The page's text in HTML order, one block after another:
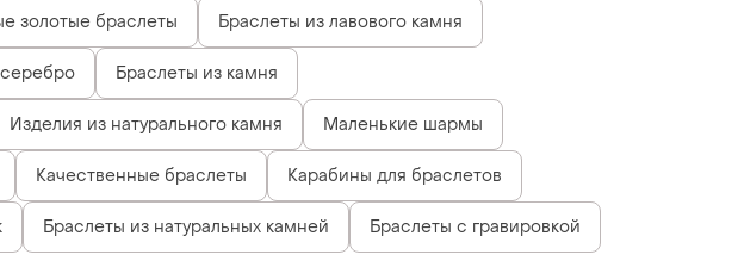
золотые браслеты Браслеты из лавового камня
Браслеты из камня
Изделия из натурального камня Маленькие шармы
Качественные браслеты Карабины для браслетов
Браслеты из натуральных камней Браслеты с гравировкой